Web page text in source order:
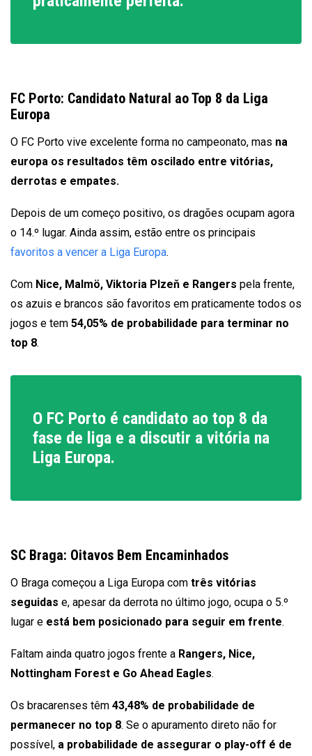
FC Porto: Candidato Natural ao Top 8 da Liga
Europa
O FC Porto vive excelente forma no campeonato, mas na
europa os resultados têm oscilado entre vitórias,
derrotas e empates.
Depois de um começo positivo, os dragões ocupam agora
o 14.º lugar. Ainda assim, estão entre os principais
favoritos a vencer a Liga Europa.
Com Nice, Malmö, Viktoria Plzeň e Rangers pela frente,
os azuis e brancos são favoritos em praticamente todos os
jogos e tem 54,05% de probabilidade para terminar no
top 8.
O FC Porto é candidato ao top 8 da
fase de liga e a discutir a vitória na
Liga Europa.
SC Braga: Oitavos Bem Encaminhados
O Braga começou a Liga Europa com três vitórias
seguidas e, apesar da derrota no último jogo, ocupa o 5.º
lugar e está bem posicionado para seguir em frente.
Faltam ainda quatro jogos frente a Rangers, Nice,
Nottingham Forest e Go Ahead Eagles.
Os bracarenses têm 43,48% de probabilidade de
permanecer no top 8. Se o apuramento direto não for
possível, a probabilidade de assegurar o play-off é de